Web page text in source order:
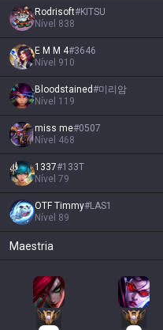
Rodrisoft#KITSU
Nível 838
E M M 4#3646
Nível 910
Bloodstained#미리암
Nível 119
miss me#0507
Nível 468
1337#133T
Nível 79
OTF Timmy#LAS1
Nível 89
Maestria